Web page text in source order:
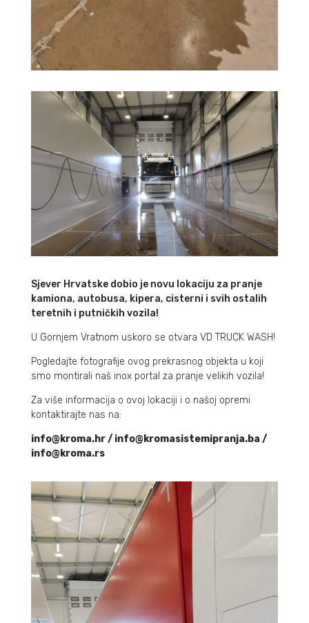
Sjever Hrvatske dobio je novu lokaciju za pranje
kamiona, autobusa, kipera, cisterni i svih ostalih
teretnih i putničkih vozila!
U Gornjem Vratnom uskoro se otvara VD TRUCK WASH!
Pogledajte fotografije ovog prekrasnog objekta u koji
smo montirali naš inox portal za pranje velikih vozila!
Za više informacija o ovoj lokaciji i o našoj opremi
kontaktirajte nas na:
info@kroma.hr / info@kromasistemipranja.ba /
info@kroma.rs